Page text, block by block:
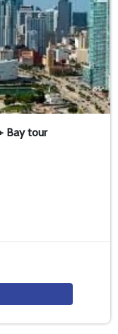
Bay tour